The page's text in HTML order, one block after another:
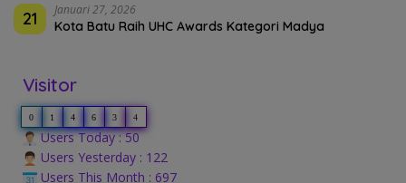
21 Januari 27, 2026
Kota Batu Raih UHC Awards Kategori Madya
Visitor
0 1 4 6 3 4
Users Today : 50
Users Yesterday : 122
Users This Month : 697